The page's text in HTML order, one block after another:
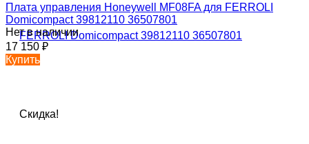
Плата управления Honeywell MF08FA для FERROLI
Domicompact 39812110 36507801
Нет в наличии
17 150 ₽
Купить
Скидка!